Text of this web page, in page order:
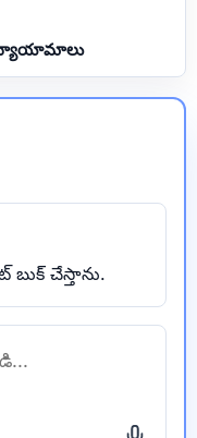
బుక్ చేస్తాను.